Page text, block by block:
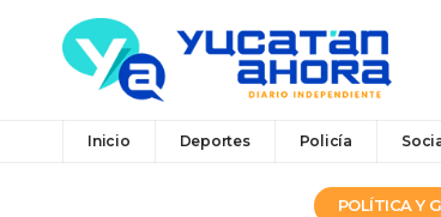
Inicio Deportes Policía
POLÍTICA Y